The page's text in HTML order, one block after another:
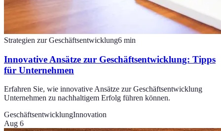
Strategien zur Geschäftsentwicklung6 min
Innovative Ansätze zur Geschäftsentwicklung: Tipps
für Unternehmen
Erfahren Sie, wie innovative Ansätze zur Geschäftsentwicklung
Unternehmen zu nachhaltigem Erfolg führen können.
GeschäftsentwicklungInnovation
Aug 6